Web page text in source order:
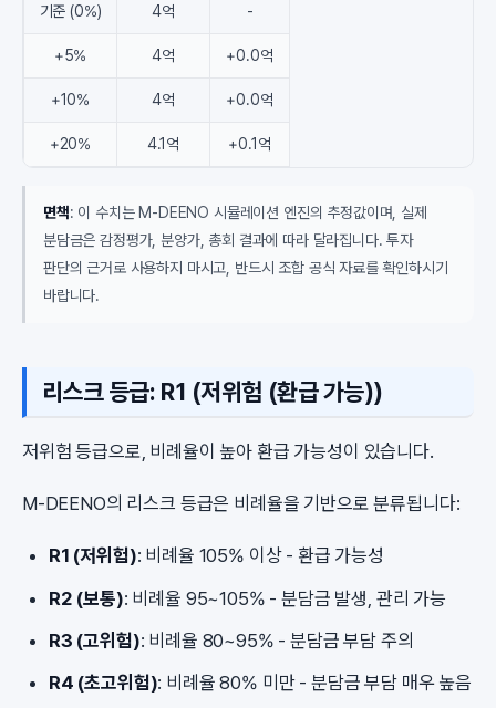
기준 (0%) 4억 -
+5% 4억 +0.0억
+10% 4억 +0.0억
+20% 4.1억 +0.1억
면책: 이 수치는 M-DEENO 시뮬레이션 엔진의 추정값이며, 실제
분담금은 감정평가, 분양가, 총회 결과에 따라 달라집니다. 투자
판단의 근거로 사용하지 마시고, 반드시 조합 공식 자료를 확인하시기
바랍니다.
리스크 등급: R1 (저위험 (환급 가능))
저위험 등급으로, 비례율이 높아 환급 가능성이 있습니다.
M-DEENO의 리스크 등급은 비례율을 기반으로 분류됩니다:
R1 (저위험): 비례율 105% 이상 - 환급 가능성
R2 (보통): 비례율 95~105% - 분담금 발생, 관리 가능
R3 (고위험): 비례율 80~95% - 분담금 부담 주의
R4 (초고위험): 비례율 80% 미만 - 분담금 부담 매우 높음